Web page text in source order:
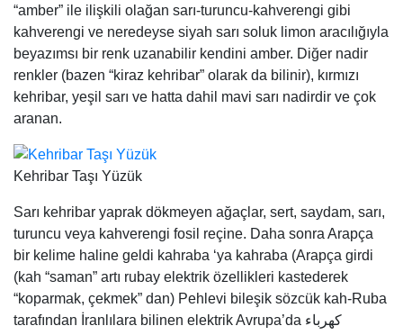
Kehribar Taşı Yüzük
Sarı kehribar yaprak dökmeyen ağaçlar, sert, saydam, sarı,
turuncu veya kahverengi fosil reçine. Daha sonra Arapça
bir kelime haline geldi kahraba ‘ya kahraba (Arapça girdi
(kah “saman” artı rubay elektrik özellikleri kastederek
tarafından İranlılara bilinen elektrik Avrupa’da كهرباء
kahrabā ‘), çok denirdi kehribar () Eski Fransızca ve Orta
sarı kehribar ticaret yoluyla Orta Doğu ve Batı Avrupa’ya
ulaştı. Kıyı edinimi sarı kehribar geldi bir nedeni ambergris
aynı terim tarafından belirlenecek olmuş olabilir. Ayrıca,
amber gibi, reçine bir tütsü olarak yakılır olabilir. reçinenin
en popüler kullanım süsleme-kolayca kesilmiş ve
parlatılmış için, ancak, oldu, güzel takı dönüşebilirler. En